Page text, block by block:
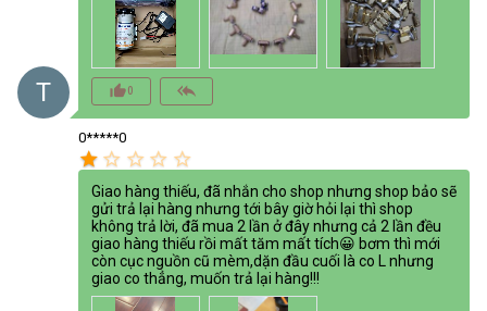
T thumb_up_alt0 reply_all
0*****0
star star_border star_border star_border star_border
Giao hàng thiếu, đã nhắn cho shop nhưng shop bảo sẽ
gửi trả lại hàng nhưng tới bây giờ hỏi lại thì shop
không trả lời, đã mua 2 lần ở đây nhưng cả 2 lần đều
giao hàng thiếu rồi mất tăm mất tích😀 bơm thì mới
còn cục nguồn cũ mèm,dặn đầu cuối là co L nhưng
giao co thẳng, muốn trả lại hàng!!!